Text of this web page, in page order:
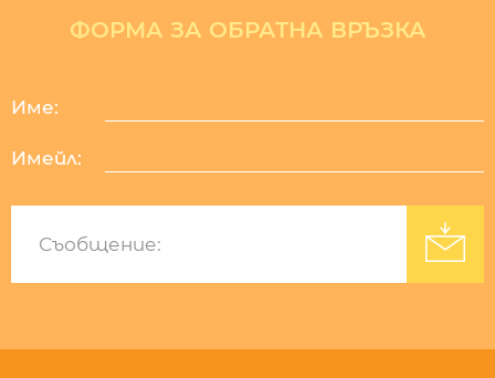
ФОРМА ЗА ОБРАТНА ВРЪЗКА
Име:
Имейл:
Изработка на уеб сайт